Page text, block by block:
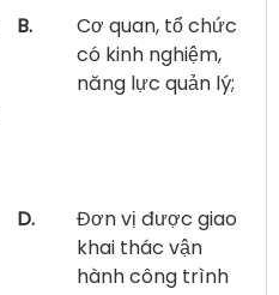
B.
Cơ quan, tổ chức
có kinh nghiệm,
năng lực quản lý;
D.
Đơn vị được giao
khai thác vận
hành công trình